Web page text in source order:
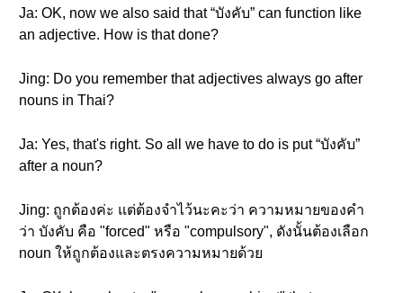
Ja: OK, now we also said that “บังคับ” can function like
an adjective. How is that done?
Jing: Do you remember that adjectives always go after
nouns in Thai?
Ja: Yes, that's right. So all we have to do is put “บังคับ”
after a noun?
Jing: ถูกต้องค่ะ แต่ต้องจำไว้นะคะว่า ความหมายของคำ
ว่า บังคับ คือ "forced" หรือ "compulsory", ดังนั้นต้องเลือก
noun ให้ถูกต้องและตรงความหมายด้วย